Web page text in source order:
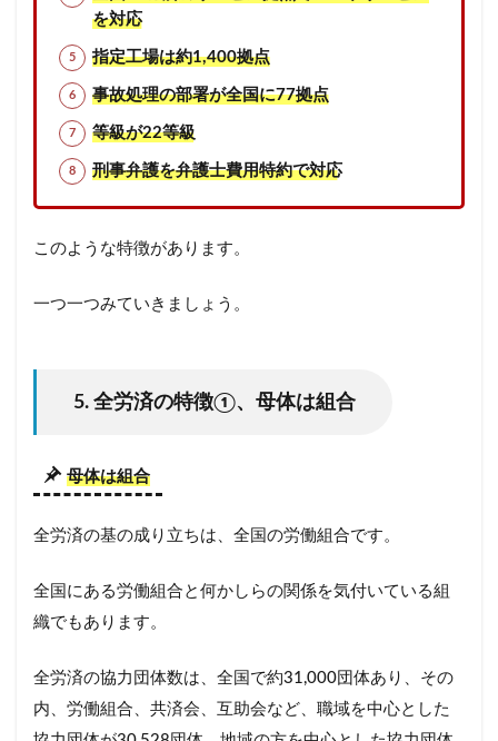
を対応
指定工場は約1,400拠点
事故処理の部署が全国に77拠点
等級が22等級
刑事弁護を弁護士費用特約で対応
このような特徴があります。
一つ一つみていきましょう。
5. 全労済の特徴①、母体は組合
母体は組合
全労済の基の成り立ちは、全国の労働組合です。
全国にある労働組合と何かしらの関係を気付いている組
織でもあります。
全労済の協力団体数は、全国で約31,000団体あり、その
内、労働組合、共済会、互助会など、職域を中心とした